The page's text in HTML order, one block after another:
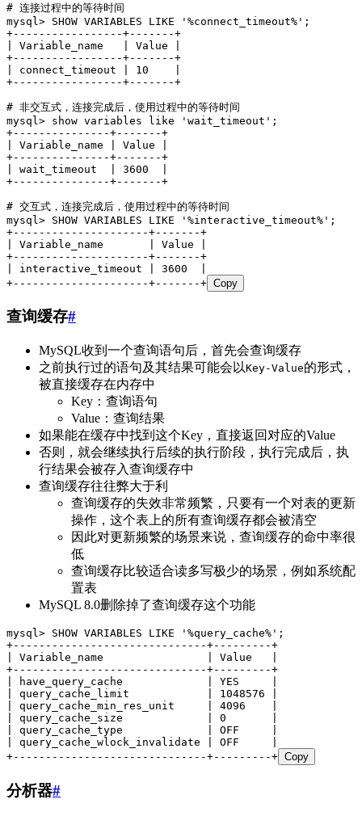
# 连接过程中的等待时间
mysql > SHOW VARIABLES LIKE ' %connect_timeout% ' ;
+-----------------+-------+
| Variable_name   | Value
+-----------------+-------+
| connect_timeout | 10
+-----------------+-------+
# 非交互式，连接完成后，使用过程中的等待时间
mysql > show variables like ' wait_timeout ' ;
+---------------+-------+
| Variable_name | Value
+---------------+-------+
| wait_timeout  | 3600
+---------------+-------+
# 交互式，连接完成后，使用过程中的等待时间
mysql > SHOW VARIABLES LIKE ' %interactive_timeout% ' ;
+---------------------+-------+
| Variable_name       | Value
+---------------------+-------+
| interactive_timeout | 3600
+---------------------+-------+ Copy
查询缓存#
MySQL收到一个查询语句后，首先会查询缓存
之前执行过的语句及其结果可能会以Key-Value的形式，
被直接缓存在内存中
Key：查询语句
Value：查询结果
如果能在缓存中找到这个Key，直接返回对应的Value
否则，就会继续执行后续的执行阶段，执行完成后，执
行结果会被存入查询缓存中
查询缓存往往弊大于利
查询缓存的失效非常频繁，只要有一个对表的更新
操作，这个表上的所有查询缓存都会被清空
因此对更新频繁的场景来说，查询缓存的命中率很
低
查询缓存比较适合读多写极少的场景，例如系统配
置表
MySQL 8.0删除掉了查询缓存这个功能
mysql> SHOW VARIABLES LIKE ' %query_cache% ' ;
+------------------------------+---------+
| Variable_name                | Value
+------------------------------+---------+
| have_query_cache             | YES     |
| query_cache_limit            | 1048576
| query_cache_min_res_unit     | 4096
| query_cache_size             | 0
| query_cache_type             | OFF
| query_cache_wlock_invalidate | OFF
+------------------------------+---------+ Copy
分析器#